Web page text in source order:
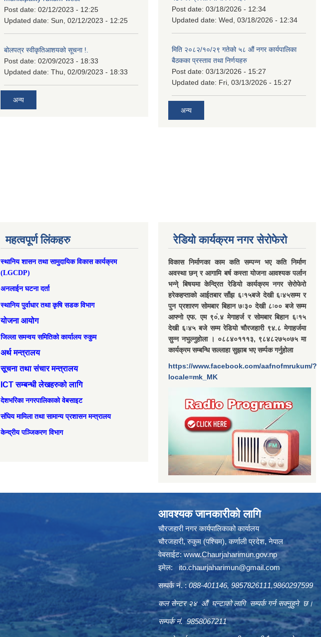
Post date: 02/12/2023 - 12:25
Updated date: Sun, 02/12/2023 - 12:25
बोलपत्र स्वीकृतिआशयको सूचना !.
Post date: 02/09/2023 - 18:33
Updated date: Thu, 02/09/2023 - 18:33
अन्य
Post date: 03/18/2026 - 12:34
Updated date: Wed, 03/18/2026 - 12:34
मिति २०८२/१०/२९ गतेको ५८ औं नगर कार्यपालिका
बैठकका प्रस्ताव तथा निर्णयहरु
Post date: 03/13/2026 - 15:27
Updated date: Fri, 03/13/2026 - 15:27
अन्य
महत्वपूर्ण लिंकहरु
स्थानिय शासन तथा सामुदायिक विकास कार्यक्रम
(LGCDP)
अनलाईन घटना दर्ता
स्थानिय पुर्वाधार तथा कृषि सडक विभाग
योजना आयोग
जिल्ला समन्वय समितिको कार्यालय रुकुम
अर्थ मन्त्रालय
सूचना तथा संचार मन्त्रालय
ICT सम्बन्धी लेखहरुको लागि
देशभरिका नगरपालिकाको वेबसाइट
संघिय मामिला तथा सामान्‍य प्रशासन मन्त्रालय
केन्द्रीय पञ्जिकरण विभाग
रेडियो कार्यक्रम नगर सेरोफेरो
विकास निर्माणका काम कति सम्पन्न भए कति निर्माण
अवस्था छन् र आगामि बर्ष कस्ता योजना आवश्यक पर्लान
भन्ने् बिषयमा केन्द्रित रेडियो कार्यक्रम नगर सेरोफेरो
हरेकहप्ताको आईतबार साँझ ६ः१५बजे देखी ६ः४५सम्म र
पुन प्रशारण सोमबार बिहान ७ः३० देखी ८ः०० बजे सम्म
आफ्नो एफ. एम ९०ं.४ मेगाहर्ज र सोमबार बिहान ६ः१५
देखी ६ः४५ बजे सम्म रेडियो चौरजहारी ९४.८ मेगाहर्जमा
सुन्न नभुल्नुहोला । ०८८४०१११३, ९८४८२७५०७५ मा
कार्यक्रम सम्बन्धि सल्लाहा सुझाब भए सर्म्पक गर्नुहोला
https://www.facebook.com/aafnofmrukum/?
locale=mk_MK
आवश्यक जानकारीको लागि
चौरजहारी नगर कार्यपालिकाको कार्यालय
चौरजहारी, रुकुम (पश्चिम), कर्णाली प्रदेश, नेपाल
वेबसाईट:www.Chaurjaharimun.gov.np
इमेल: ito.chaurjaharimun@gmail.com
सम्पर्क नं. : 088-401146, 9857826111,9860297599
कल सेन्टर २४ औं घन्टाको लागि सम्पर्क गर्न सक्नुहुने छ।
सम्पर्क नं. 9858067211